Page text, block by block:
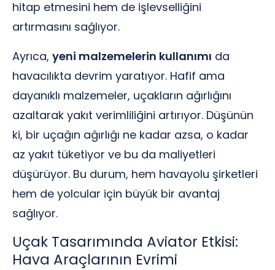
hitap etmesini hem de işlevselliğini
artırmasını sağlıyor.
Ayrıca, yeni malzemelerin kullanımı da
havacılıkta devrim yaratıyor. Hafif ama
dayanıklı malzemeler, uçakların ağırlığını
azaltarak yakıt verimliliğini artırıyor. Düşünün
ki, bir uçağın ağırlığı ne kadar azsa, o kadar
az yakıt tüketiyor ve bu da maliyetleri
düşürüyor. Bu durum, hem havayolu şirketleri
hem de yolcular için büyük bir avantaj
sağlıyor.
Uçak Tasarımında Aviator Etkisi:
Hava Araçlarının Evrimi